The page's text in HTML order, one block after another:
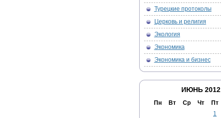
Турецкие протоколы
Церковь и религия
Экология
Экономика
Экономика и бизнес
ИЮНЬ 2012
Пн Вт Ср Чт Пт
1